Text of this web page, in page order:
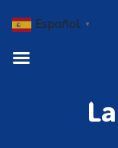
La
Español ▼